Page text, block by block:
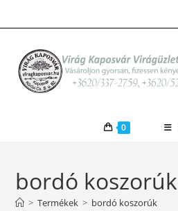
to
0
bordó koszorúk
> Termékek > bordó koszorúk